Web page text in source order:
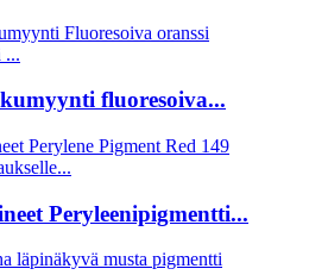
fluoresoiva...
Peryleenipigmentti...